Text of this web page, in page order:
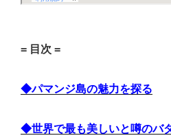
= 目次 =
◆パマンジ島の魅力を探る
◆世界で最も美しいと噂のバ